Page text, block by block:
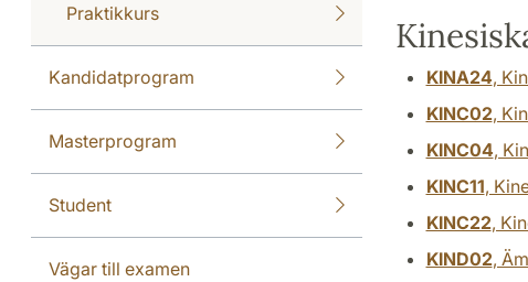
Praktikkurs
Kandidatprogram
Masterprogram
Student
Vägar till examen
KINA24,
KINC02,
KINC04,
KINC11,
KINC22,
KIND02,